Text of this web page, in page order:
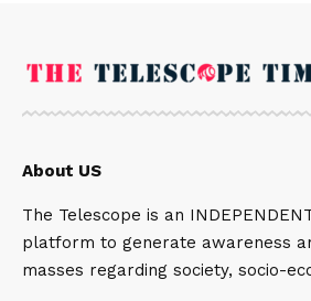
About US
The Telescope is an
platform to generate awareness
masses regarding society, socio-